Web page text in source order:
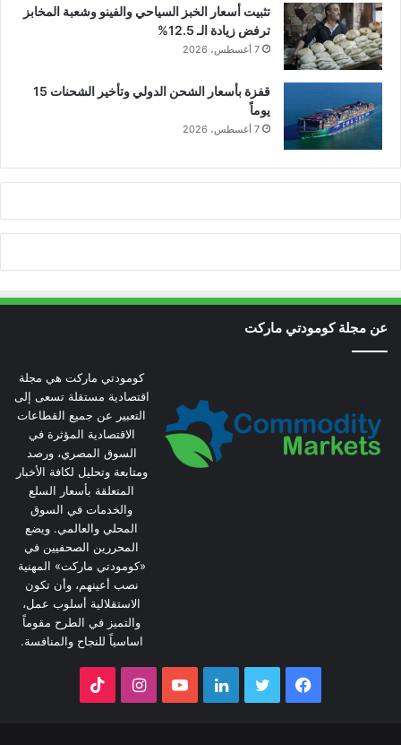
تثبيت أسعار الخبز السياحي والفينو وشعبة المخابز
ترفض زيادة الـ 12.5%
7 أغسطس، 2026
قفزة بأسعار الشحن الدولي وتأخير الشحنات 15
يوماً
7 أغسطس، 2026
عن مجلة كومودتي ماركت
كومودتي ماركت هي مجلة
اقتصادية مستقلة تسعى إلى
التعبير عن جميع القطاعات
الاقتصادية المؤثرة في
السوق المصري، ورصد
ومتابعة وتحليل لكافة الأخبار
المتعلقة بأسعار السلع
والخدمات في السوق
المحلي والعالمي. ويضع
المحررين الصحفيين في
«كومودتي ماركت» المهنية
نصب أعينهم، وأن تكون
الاستقلالية أسلوب عمل،
والتميز في الطرح مقوماً
اساسياً للنجاح والمنافسة.
فيسبوك تويتر لينكدإنيوتيوبانستقرام